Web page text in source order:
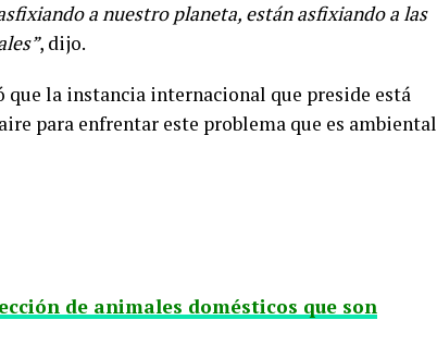
a nuestro planeta, están asfixiando a las
, dijo.
que la instancia internacional que preside está
para enfrentar este problema que es ambiental
de animales domésticos que son